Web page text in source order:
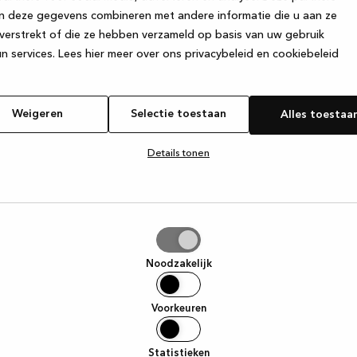
deze gegevens combineren met andere informatie die u aan ze
of die ze hebben verzameld op basis van uw gebruik
services. Lees hier meer over ons privacybeleid en cookiebeleid
Weigeren Selectie toestaan Alles
Details tonen
Noodzakelijk
Voorkeuren
Statistieken
has occurred while loadingwww.kvik.be (see the